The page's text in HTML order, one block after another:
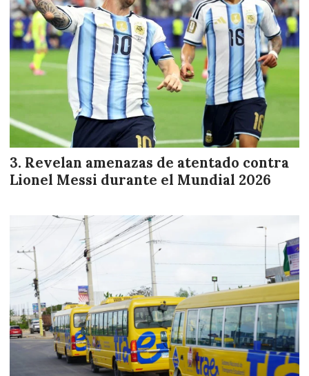
Revelan amenazas de atentado contra
Lionel Messi durante el Mundial 2026